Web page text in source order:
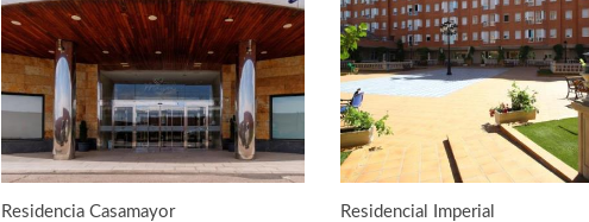
Residencia Casamayor Residencial Imperial